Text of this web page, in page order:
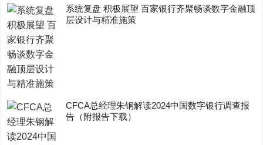
系统复盘 积极展望 百家银行齐聚畅谈数字金融顶
层设计与精准施策
CFCA总经理朱钢解读2024中国数字银行调查报
告（附报告下载）